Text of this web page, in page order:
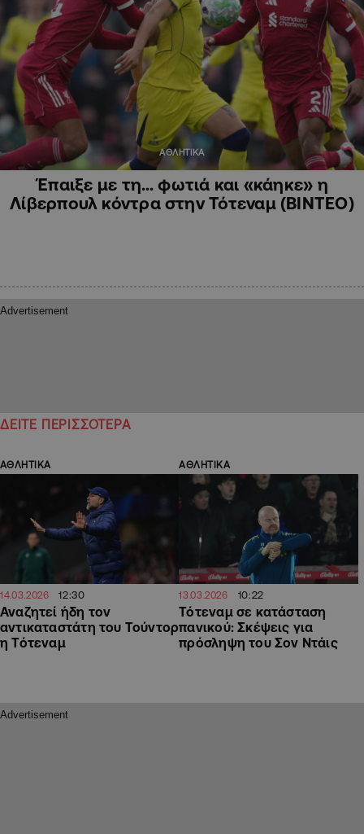
ΑΘΛΗΤΙΚΑ
Έπαιξε με τη… φωτιά και «κάηκε» η
Λίβερπουλ κόντρα στην Τότεναμ (ΒΙΝΤΕΟ)
ΔΕΙΤΕ ΠΕΡΙΣΣΟΤΕΡΑ
ΑΘΛΗΤΙΚΑ
14.03.2026 12:30
Αναζητεί ήδη τον
αντικαταστάτη του Τούντορ
η Τότεναμ
ΑΘΛΗΤΙΚΑ
13.03.2026 10:22
Τότεναμ σε κατάσταση
πανικού: Σκέψεις για
πρόσληψη του Σον Ντάις